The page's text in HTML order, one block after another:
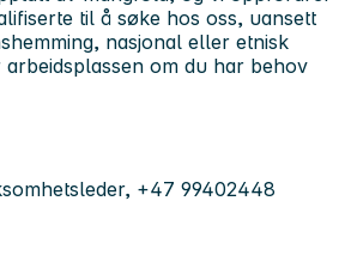
til å søke hos oss, uansett
nasjonal eller etnisk
om du har behov
+47 99402448